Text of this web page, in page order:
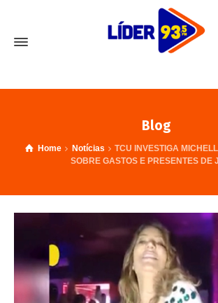
Blog
Home Notícias
TCU INVESTIGA
SOBRE GASTOS E PRESENTES DE